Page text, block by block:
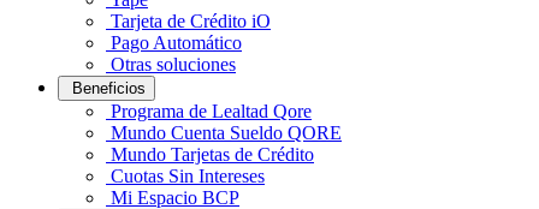
Tarjeta de Crédito iO
Pago Automático
Otras soluciones
Beneficios
Programa de Lealtad Qore
Mundo Cuenta Sueldo QORE
Mundo Tarjetas de Crédito
Cuotas Sin Intereses
Mi Espacio BCP